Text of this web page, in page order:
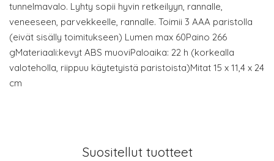
tunnelmavalo. Lyhty sopii hyvin retkeilyyn, rannalle,
veneeseen, parvekkeelle, rannalle. Toimii 3 AAA paristolla
(eivät sisälly toimitukseen) Lumen max 60Paino 266
gMateriaali:kevyt ABS muoviPaloaika: 22 h (korkealla
valoteholla, riippuu käytetyistä paristoista)Mitat 15 x 11,4 x 24
cm
Suositellut tuotteet